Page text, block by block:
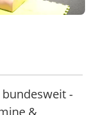
-
&